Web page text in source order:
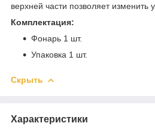
верхней части позволяет изменить
Комплектация:
Фонарь 1 шт.
Упаковка 1 шт.
Скрыть
Характеристики